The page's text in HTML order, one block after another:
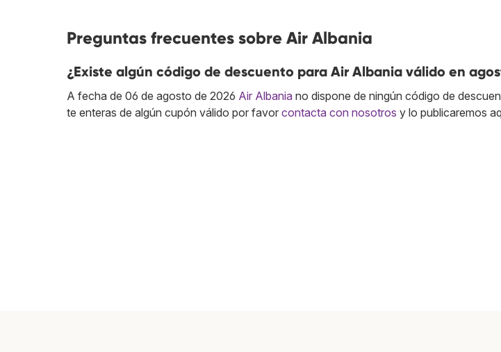
Preguntas frecuentes sobre Air Albania
¿Existe algún código de descuento para Air Albania válido en
A fecha de 06 de agosto de 2026 Air Albania no dispone de ningún código de
te enteras de algún cupón válido por favor contacta con nosotros y lo publicaremos